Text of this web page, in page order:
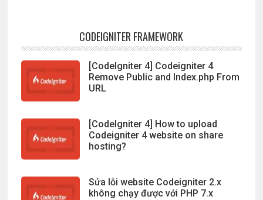
CODEIGNITER FRAMEWORK
[CodeIgniter 4] Codeigniter 4
Remove Public and Index.php From
URL
[CodeIgniter 4] How to upload
Codeigniter 4 website on share
hosting?
Sửa lỗi website Codeigniter 2.x
không chạy được với PHP 7.x